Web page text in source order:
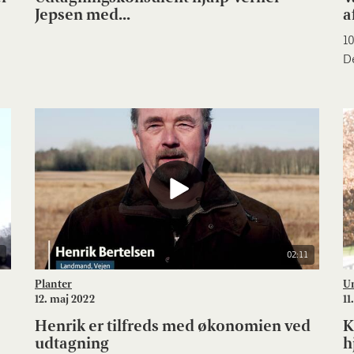
Jepsen med...
02:11
Planter
12. maj 2022
Henrik er tilfreds med økonomien ved
udtagning